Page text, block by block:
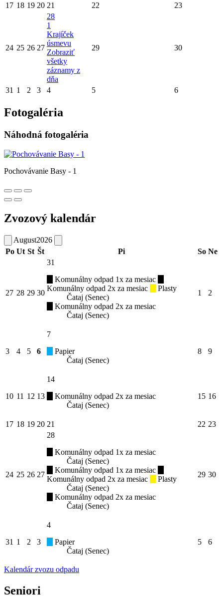
17 18 19 20 21 22 23
24 25 26 27
28
1
Krajíček
úsmevu
Zobraziť
všetky
záznamy z
dňa
29 30
31 1 2 3 4 5 6
Fotogaléria
Náhodná fotogaléria
Pochovávanie Basy - 1
Zvozový kalendár
August2026
Po Ut St Št Pi So Ne
27 28 29 30
31
Komunálny odpad 1x za mesiac
Komunálny odpad 2x za mesiac
Plasty
Čataj (Senec)
Komunálny odpad 2x za mesiac
Čataj (Senec)
1 2
3 4 5 6
7
Papier
Čataj (Senec)
8 9
10 11 12 13
14
Komunálny odpad 2x za mesiac
Čataj (Senec)
15 16
17 18 19 20 21 22 23
24 25 26 27
28
Komunálny odpad 1x za mesiac
Čataj (Senec)
Komunálny odpad 1x za mesiac
Komunálny odpad 2x za mesiac
Plasty
Čataj (Senec)
Komunálny odpad 2x za mesiac
Čataj (Senec)
29 30
31 1 2 3
4
Papier
Čataj (Senec)
5 6
Kalendár zvozu odpadu
Seniori